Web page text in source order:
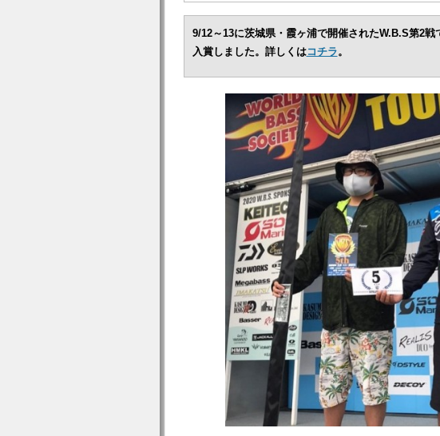
9/12～13に茨城県・霞ヶ浦で開催されたW.B.S第2
入賞しました。詳しくはコチラ。